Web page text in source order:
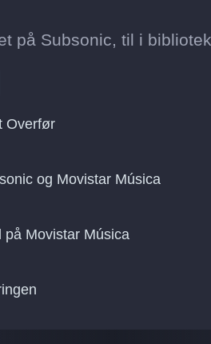
på Subsonic, til i
Overfør
og Movistar Música
på Movistar Música